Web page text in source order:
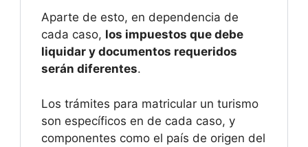
Aparte de esto, en dependencia de
cada caso, los impuestos que debe
liquidar y documentos requeridos
serán diferentes.
Los trámites para matricular un turismo
son específicos en de cada caso, y
componentes como el país de origen del